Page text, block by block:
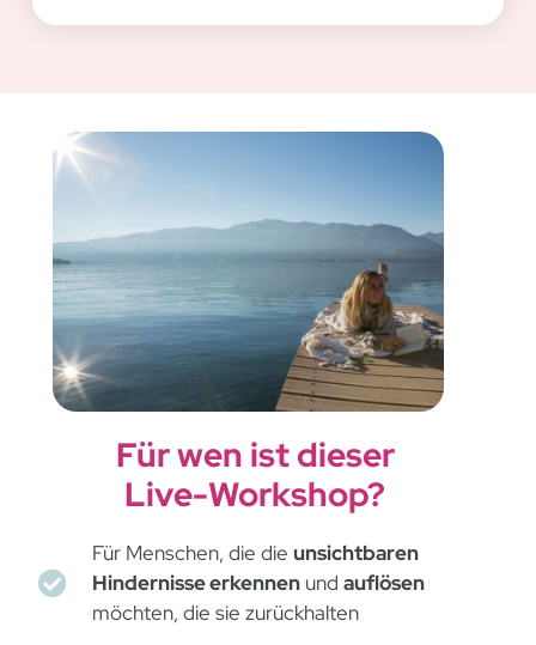
Für wen ist dieser
Live-Workshop?
Für Menschen, die dieunsichtbaren
Hindernisse erkennen undauflösen
möchten, die sie zurückhalten